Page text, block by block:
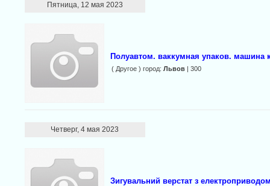
Пятница, 12 мая 2023
Полуавтом. ваккумная упаков. машина
( Другое ) город: Львов| 300
Четверг, 4 мая 2023
Зигувальний верстат з